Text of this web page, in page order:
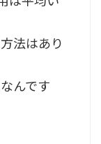
法はあり
んです